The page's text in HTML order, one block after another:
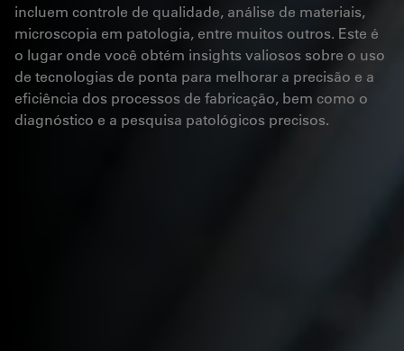
incluem controle de qualidade, análise de materiais,
microscopia em patologia, entre muitos outros. Este é
o lugar onde você obtém insights valiosos sobre o uso
de tecnologias de ponta para melhorar a precisão e a
eficiência dos processos de fabricação, bem como o
diagnóstico e a pesquisa patológicos precisos.